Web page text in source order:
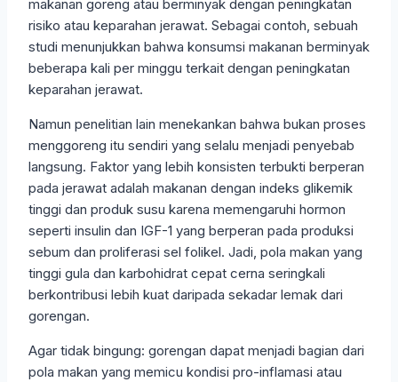
makanan goreng atau berminyak dengan peningkatan
risiko atau keparahan jerawat. Sebagai contoh, sebuah
studi menunjukkan bahwa konsumsi makanan berminyak
beberapa kali per minggu terkait dengan peningkatan
keparahan jerawat.
Namun penelitian lain menekankan bahwa bukan proses
menggoreng itu sendiri yang selalu menjadi penyebab
langsung. Faktor yang lebih konsisten terbukti berperan
pada jerawat adalah makanan dengan indeks glikemik
tinggi dan produk susu karena memengaruhi hormon
seperti insulin dan IGF-1 yang berperan pada produksi
sebum dan proliferasi sel folikel. Jadi, pola makan yang
tinggi gula dan karbohidrat cepat cerna seringkali
berkontribusi lebih kuat daripada sekadar lemak dari
gorengan.
Agar tidak bingung: gorengan dapat menjadi bagian dari
pola makan yang memicu kondisi pro-inflamasi atau